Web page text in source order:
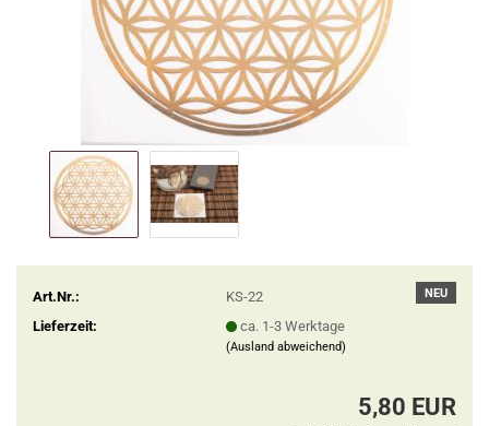
NEU
Art.Nr.:
KS-22
Lieferzeit:
ca. 1-3 Werktage
(Ausland abweichend)
5,80 EUR